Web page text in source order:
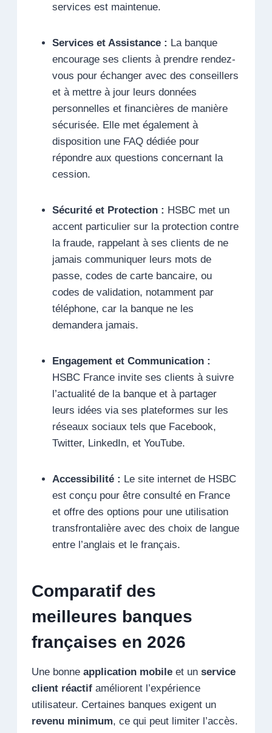
services est maintenue.
Services et Assistance : La banque
encourage ses clients à prendre rendez-
vous pour échanger avec des conseillers
et à mettre à jour leurs données
personnelles et financières de manière
sécurisée. Elle met également à
disposition une FAQ dédiée pour
répondre aux questions concernant la
cession.
Sécurité et Protection : HSBC met un
accent particulier sur la protection contre
la fraude, rappelant à ses clients de ne
jamais communiquer leurs mots de
passe, codes de carte bancaire, ou
codes de validation, notamment par
téléphone, car la banque ne les
demandera jamais.
Engagement et Communication :
HSBC France invite ses clients à suivre
l’actualité de la banque et à partager
leurs idées via ses plateformes sur les
réseaux sociaux tels que Facebook,
Twitter, LinkedIn, et YouTube.
Accessibilité : Le site internet de HSBC
est conçu pour être consulté en France
et offre des options pour une utilisation
transfrontalière avec des choix de langue
entre l’anglais et le français.
Comparatif des
meilleures banques
françaises en 2026
Une bonne application mobile et un service
client réactif améliorent l’expérience
utilisateur. Certaines banques exigent un
revenu minimum, ce qui peut limiter l’accès.